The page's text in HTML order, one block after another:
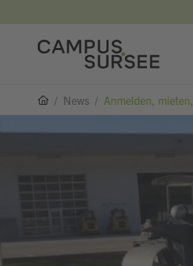
/ News / Anmelden,